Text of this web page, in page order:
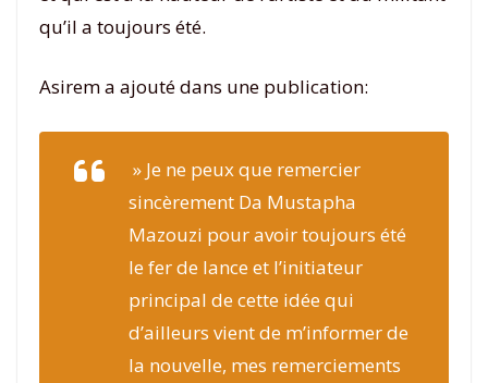
qu’il a toujours été.
Asirem a ajouté dans une publication:
» Je ne peux que remercier
sincèrement Da Mustapha
Mazouzi pour avoir toujours été
le fer de lance et l’initiateur
principal de cette idée qui
d’ailleurs vient de m’informer de
la nouvelle, mes remerciements